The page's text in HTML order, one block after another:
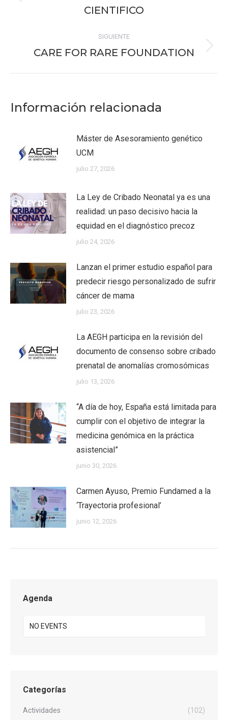
publicacionesanterior:
CIENTIFICO
SIGUIENTE
Publicación
CARE FOR RARE FOUNDATION
Información relacionada
Máster de Asesoramiento genético
UCM
julio 27, 2026
La Ley de Cribado Neonatal ya es una
realidad: un paso decisivo hacia la
equidad en el diagnóstico precoz
julio 24, 2026
Lanzan el primer estudio español para
predecir riesgo personalizado de sufrir
cáncer de mama
julio 23, 2026
La AEGH participa en la revisión del
documento de consenso sobre cribado
prenatal de anomalías cromosómicas
julio 13, 2026
“A día de hoy, España está limitada para
cumplir con el objetivo de integrar la
medicina genómica en la práctica
asistencial”
junio 30, 2026
Carmen Ayuso, Premio Fundamed a la
‘Trayectoria profesional’
junio 12, 2026
Agenda
NO EVENTS
Categorías
Actividades
(102)